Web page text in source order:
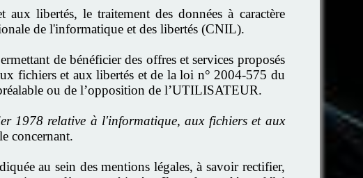
libertés, le traitement des données à caractère
de l'informatique et des libertés (CNIL).
de bénéficier des offres et services proposés
fichiers et aux libertés et de la loi n° 2004-575 du
ou de l’opposition de l’UTILISATEUR.
1978 relative à l'informatique, aux fichiers et aux
concernant.
au sein des mentions légales, à savoir rectifier,